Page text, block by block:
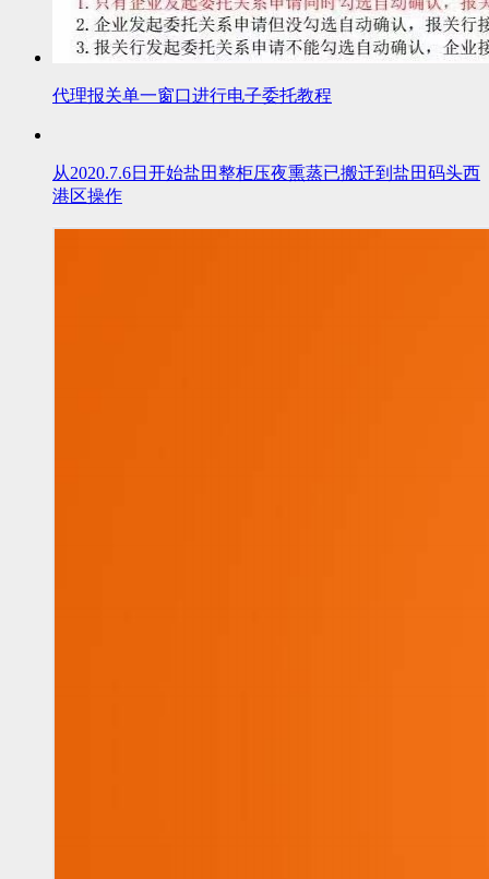
代理报关单一窗口进行电子委托教程
从2020.7.6日开始盐田整柜压夜熏蒸已搬迁到盐田码头西
港区操作